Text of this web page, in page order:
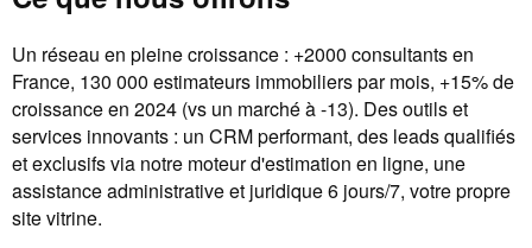
Un réseau en pleine croissance : +2000 consultants en
France, 130 000 estimateurs immobiliers par mois, +15% de
croissance en 2024 (vs un marché à -13). Des outils et
services innovants : un CRM performant, des leads qualifiés
et exclusifs via notre moteur d'estimation en ligne, une
assistance administrative et juridique 6 jours/7, votre propre
site vitrine.